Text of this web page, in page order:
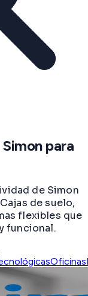
para
de Simon
de suelo,
flexibles que
funcional.